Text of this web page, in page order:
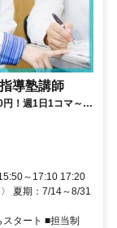
導塾講師
！週1日1コマ～私
～17:10 17:20
夏期：7/14～8/31
タート ■担当制